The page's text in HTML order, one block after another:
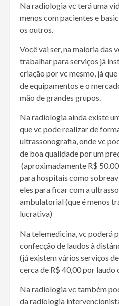
Na radiologia vc terá uma
menos com pacientes e
os outros.
Você vai ser, na maioria das
trabalhar para serviços já
criação por vc mesmo, já
de equipamentos e o
mão de grandes grupos.
Na radiologia ainda existe
que vc pode realizar de
ultrassonografia, onde vc
de boa qualidade por um
(aproximadamente R$
para hospitais como
eles para ficar com a
ambulatorial (que é menos
lucrativa)
Na telemedicina, vc poderá
confecção de laudos à
(já existem vários serviços
cerca de R$ 40,00 por
Na radiologia vc também
da radiologia